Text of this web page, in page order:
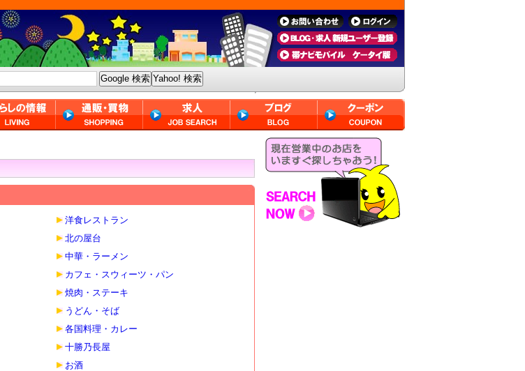
洋食レストラン
北の屋台
中華・ラーメン
カフェ・スウィーツ・パン
焼肉・ステーキ
うどん・そば
各国料理・カレー
十勝乃長屋
お酒